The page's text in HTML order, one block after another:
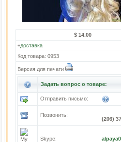
$ 14.00
+доставка
Код товара: 0953
Версия для печати
Задать вопрос о товаре:
Отправить письмо:
Позвонить:
(206)
Skype: